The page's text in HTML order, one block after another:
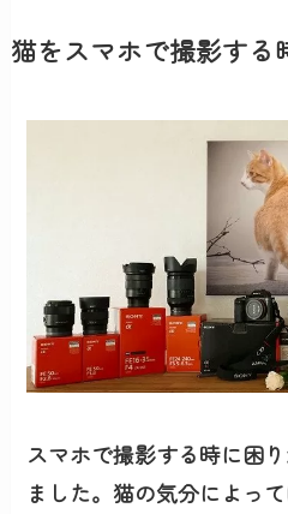
猫をスマホで撮影する
スマホで撮影する時に困
ました。猫の気分によっ